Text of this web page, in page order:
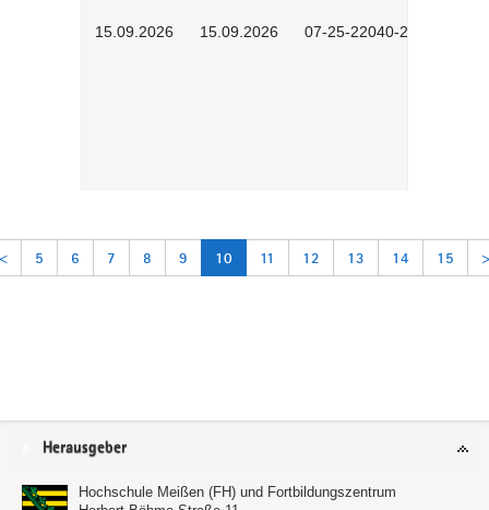
15.09.2026 15.09.2026 07-25-22040-2602
< 5 6 7 8 9 10 11 12 13 14 15 >
Service
Herausgeber
Hochschule Meißen (FH) und Fortbildungszentrum